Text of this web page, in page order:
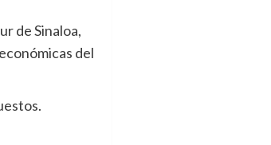
de Sinaloa,
del